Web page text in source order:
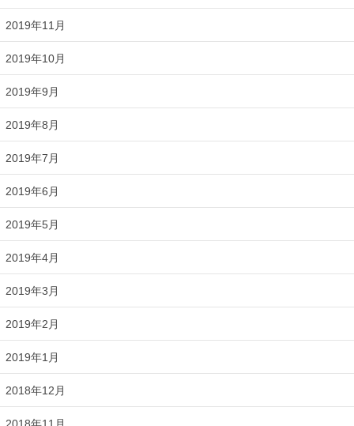
2019年11月
2019年10月
2019年9月
2019年8月
2019年7月
2019年6月
2019年5月
2019年4月
2019年3月
2019年2月
2019年1月
2018年12月